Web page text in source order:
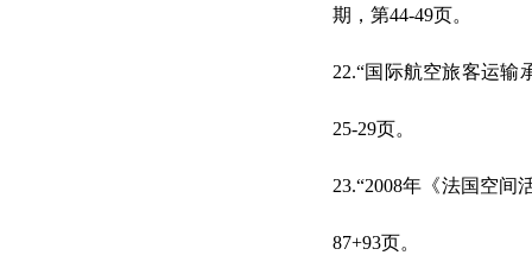
期，第44-49页。
22.“国际航空旅客运输
25-29页。
23.“2008年《法国空间
87+93页。